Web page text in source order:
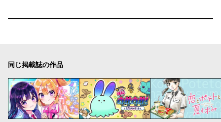
同じ掲載誌の作品